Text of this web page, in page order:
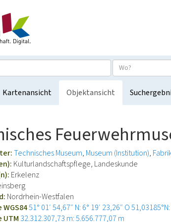
Kartenansicht Objektansicht
Technisches Museum Museum (Institution)
Kulturlandschaftspflege, Landeskunde
Erkelenz
Nordrhein-Westfalen
51° 01′ 54,67″ N: 6° 19′ 23,26″ O
32.312.307,73 m: 5.656.777,07 m